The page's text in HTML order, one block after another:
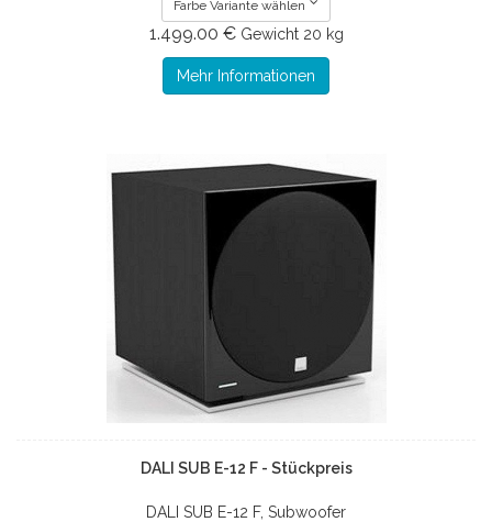
Farbe Variante wählen
1.499.00 € Gewicht 20 kg
Mehr Informationen
DALI SUB E-12 F - Stückpreis
DALI SUB E-12 F, Subwoofer